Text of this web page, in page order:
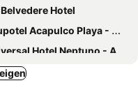
Belvedere Hotel
Acapulco Playa - Adults Only
Hotel Neptuno - Adults Only
Salt Garonda